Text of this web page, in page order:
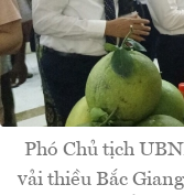
Phó Chủ tịch
vải thiều Bắc